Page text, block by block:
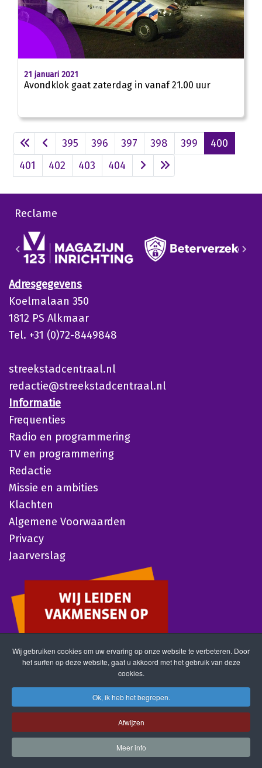
21 januari 2021
Avondklok gaat zaterdag in vanaf 21.00 uur
395 396 397 398 399
400
401
402 403 404
Reclame
Adresgegevens
Koelmalaan 350
1812 PS Alkmaar
Tel. +31 (0)72-8449848
streekstadcentraal.nl
redactie@streekstadcentraal.nl
Informatie
Frequenties
Radio en programmering
TV en programmering
Redactie
Missie en ambities
Klachten
Algemene Voorwaarden
Privacy
Jaarverslag
Wij gebruiken cookies om uw ervaring op onze website te verbeteren. Door
het surfen op deze website, gaat u akkoord met het gebruik van deze
cookies.
Ok, ik heb het begrepen.
Afwijzen
Meer info